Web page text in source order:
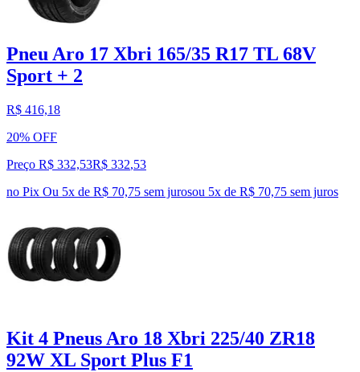
Pneu Aro 17 Xbri 165/35 R17 TL 68V
Sport + 2
R$ 416,18
20% OFF
Preço R$ 332,53R$ 332,53
no Pix Ou 5x de R$ 70,75 sem jurosou 5x de R$ 70,75 sem juros
Kit 4 Pneus Aro 18 Xbri 225/40 ZR18
92W XL Sport Plus F1